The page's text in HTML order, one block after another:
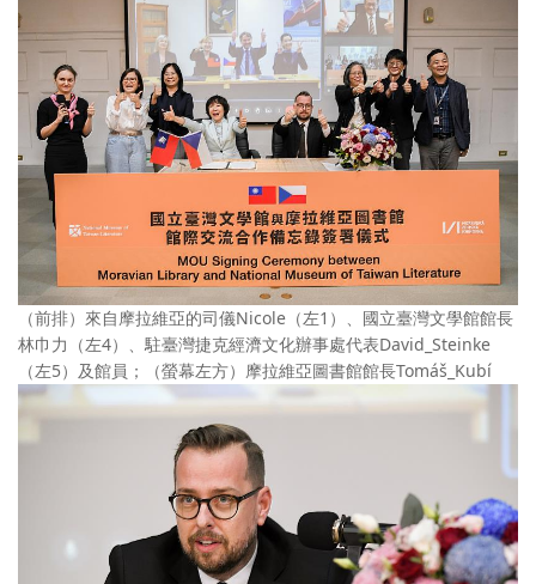
（前排）來自摩拉維亞的司儀Nicole（左1）、國立臺灣文學館館長
林巾力（左4）、駐臺灣捷克經濟文化辦事處代表David_Steinke
（左5）及館員；（螢幕左方）摩拉維亞圖書館館長Tomáš_Kubí